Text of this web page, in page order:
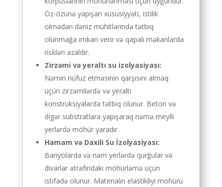
Öz-özünə yapışan xüsusiyyəti, istilik
olmadan dəniz mühitlərində tətbiq
olunmağa imkan verir və qapalı məkanlarda
riskləri azaldır.
Zirzəmi və yeraltı su izolyasiyası:
Nəmin nüfuz etməsinin qarşısını almaq
üçün zirzəmilərdə və yeraltı
konstruksiyalarda tətbiq olunur. Beton və
digər substratlara yapışaraq nəmə meylli
yerlərdə möhür yaradır.
Hamam və Daxili Su İzolyasiyası:
Banyolarda və nəm yerlərdə qurğular və
divarlar ətrafındakı möhürləmə üçün
istifadə olunur. Materialın elastikliyi möhürü